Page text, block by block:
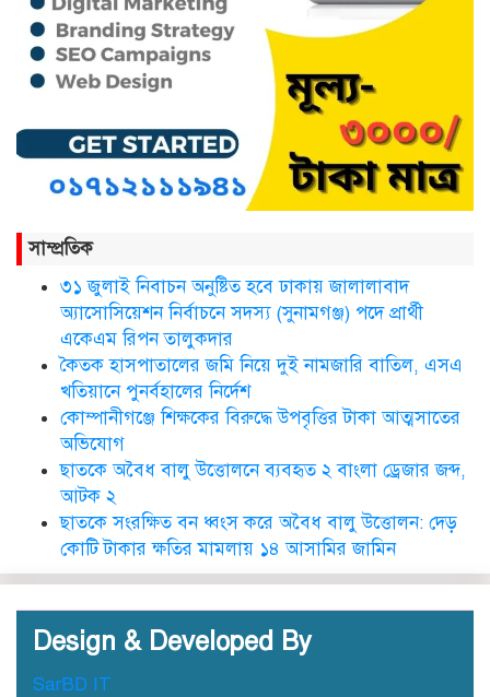
সিলেট ওসমানী আন্তর্জাতিক
বিমানবন্দরে সংবর্ধিত হলেন আওলাদ
আলী রেজা
নতুন জেলা প্রশাসকের যোগদান,
ছাতকে এক শিক্ষিকা ভারতে টাটা
হাসপাতালে ভতি
ছাত‌কে দৈনিক সুনামকণ্ঠ’র সপ্তম
ডা. নার্গিস বাহার চৌধুরীর ইন্তেকাল
সাম্প্রতিক
৩১ জুলাই নিবাচন অনু‌ষ্টিত হ‌বে ঢাকায় জালালাবাদ
অ্যাসোসিয়েশন নির্বাচনে সদস্য (সুনামগঞ্জ) পদে প্রার্থী
একেএম রিপন তালুকদার
কৈতক হাসপাতালের জমি নিয়ে দুই নামজারি বাতিল, এসএ
খতিয়ানে পুনর্বহালের নির্দেশ
কোম্পানীগঞ্জে শিক্ষকের বিরুদ্ধে উপবৃত্তির টাকা আত্মসাতের
অভিযোগ
ছাতকে অবৈধ বালু উত্তোলনে ব্যবহৃত ২ বাংলা ড্রেজার জব্দ,
আটক ২
ছাতকে সংরক্ষিত বন ধ্বংস করে অবৈধ বালু উত্তোলন: দেড়
কোটি টাকার ক্ষতির মামলায় ১৪ আসামির জামিন
Design & Developed By
SarBD IT